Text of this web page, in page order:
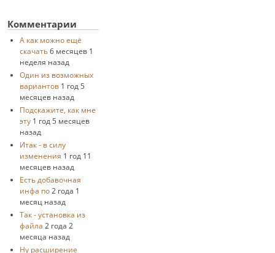
Комментарии
А как можно ещё
скачать 6 месяцев 1
неделя назад
Один из возможных
вариантов 1 год 5
месяцев назад
Подскажите, как мне
эту 1 год 5 месяцев
назад
Итак - в силу
изменения 1 год 11
месяцев назад
Есть добавочная
инфа по 2 года 1
месяц назад
Так - установка из
файла 2 года 2
месяца назад
Ну расширение